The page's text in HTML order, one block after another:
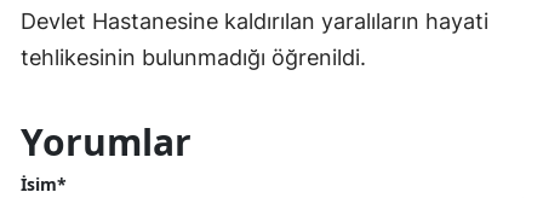
Devlet Hastanesine kaldırılan yaralıların hayati
tehlikesinin bulunmadığı öğrenildi.
Yorumlar
İsim*